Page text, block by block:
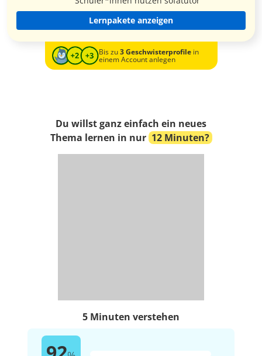
Lernpakete anzeigen
Bis zu3 Geschwisterprofilein
einem Account anlegen
Du willst ganz einfach ein neues
Thema lernen in nur 12 Minuten?
5 Minuten verstehen